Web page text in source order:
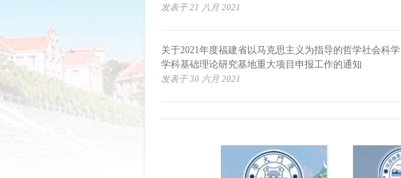
发表于 21 八月 2021
关于2021年度福建省以马克思主义为指导的哲学社会科学
学科基础理论研究基地重大项目申报工作的通知
发表于 30 六月 2021